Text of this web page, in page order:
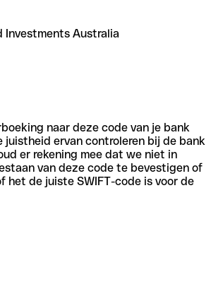
Investments Australia
naar deze code van je bank
juistheid ervan controleren bij de bank
er rekening mee dat we niet in
van deze code te bevestigen of
het de juiste SWIFT-code is voor de